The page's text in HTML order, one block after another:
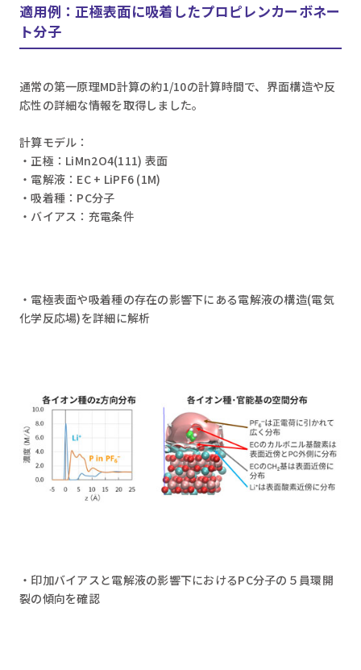
適用例：正極表面に吸着したプロピレンカーボネー
ト分子
通常の第一原理MD計算の約1/10の計算時間で、界面構造や反
応性の詳細な情報を取得しました。
計算モデル：
・正極：LiMn2O4(111) 表面
・電解液：EC + LiPF6 (1M)
・吸着種：PC分子
・バイアス：充電条件
・電極表面や吸着種の存在の影響下にある電解液の構造(電気
化学反応場)を詳細に解析
・印加バイアスと電解液の影響下におけるPC分子の５員環開
裂の傾向を確認